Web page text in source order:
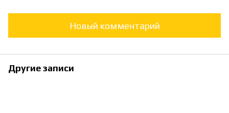
Новый комментарий
Другие записи